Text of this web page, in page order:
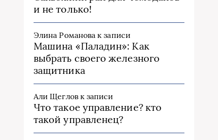
и не только!
Элина Романова к записи
Машина «Паладин»: Как
выбрать своего железного
защитника
Али Щегловк записи
Что такое управление? кто
такой управленец?